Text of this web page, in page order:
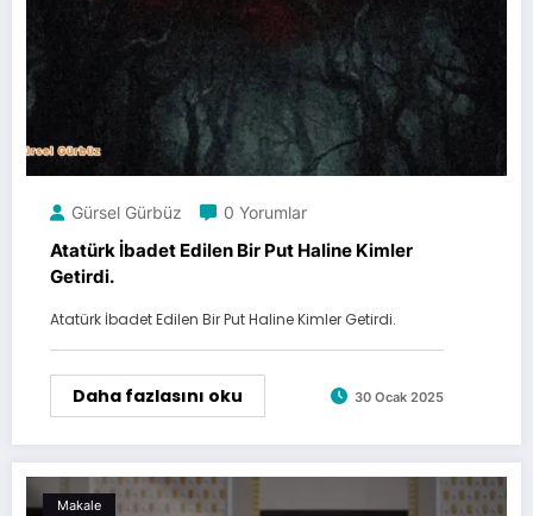
Gürsel Gürbüz 0 Yorumlar
Atatürk İbadet Edilen Bir Put Haline Kimler
Getirdi.
Atatürk İbadet Edilen Bir Put Haline Kimler Getirdi.
Daha fazlasını oku 30 Ocak 2025
Makale